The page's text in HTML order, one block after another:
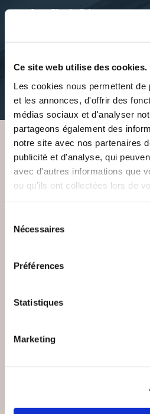
Ce site web utilise des cookies.
Les cookies nous permettent de
et les annonces, d'offrir des
médias sociaux et d'analyser
partageons également des
notre site avec nos partenaires
publicité et d'analyse, qui
avec d'autres informations que
ou qu'ils ont collectées lors de
Nécessaires
Préférences
Statistiques
Marketing
Jean-Claude Orban
fantastique
9€00
VOUS AIMEREZ
kee